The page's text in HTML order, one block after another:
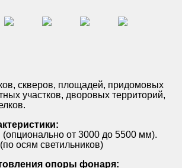
скверов, площадей, придомовых
участков, дворовых территорий,
от 3000 до 5500 мм).
осям светильников)
опоры фонаря: